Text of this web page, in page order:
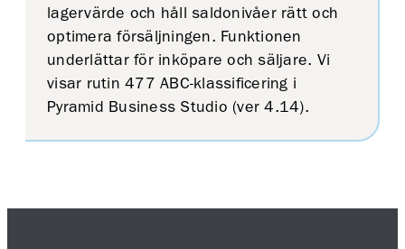
lagervärde och håll saldonivåer rätt och
optimera försäljningen. Funktionen
underlättar för inköpare och säljare. Vi
visar rutin 477 ABC-klassificering i
Pyramid Business Studio (ver 4.14).